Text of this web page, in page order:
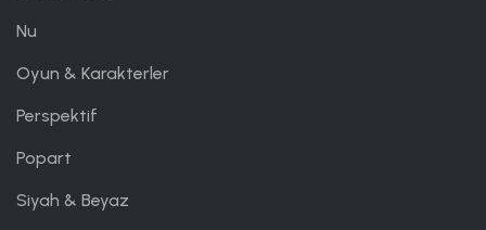
Nu
Oyun & Karakterler
Perspektif
Popart
Siyah & Beyaz